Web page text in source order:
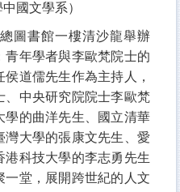
國文學系）
圖書館一樓清沙龍舉辦
年學者與李歐梵院士的
侯道儒先生作為主持人，
、中央研究院院士李歐梵
學的曲洋先生、國立清華
灣大學的張康文先生、愛
科技大學的李志勇先生
堂，展開跨世紀的人文